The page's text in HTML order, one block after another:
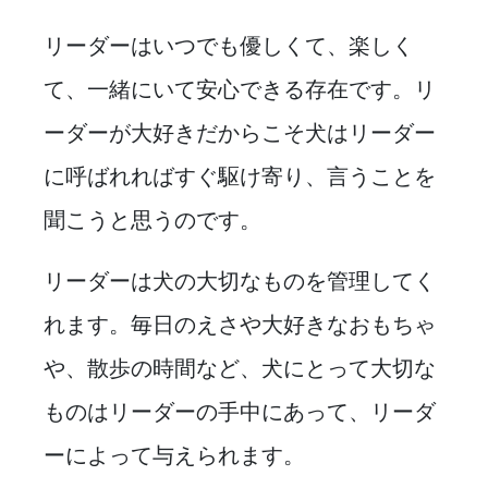
リーダーはいつでも優しくて、楽しく
て、一緒にいて安心できる存在です。リ
ーダーが大好きだからこそ犬はリーダー
に呼ばれればすぐ駆け寄り、言うことを
聞こうと思うのです。
リーダーは犬の大切なものを管理してく
れます。毎日のえさや大好きなおもちゃ
や、散歩の時間など、犬にとって大切な
ものはリーダーの手中にあって、リーダ
ーによって与えられます。